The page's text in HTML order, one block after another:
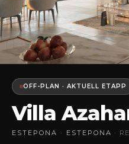
OFF-PLAN · AKTUELL ETAPP
Villa
ESTEPONA · ESTEPONA ·